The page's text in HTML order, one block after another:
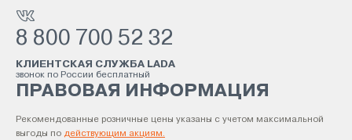
8 800 700 52 32
КЛИЕНТСКАЯ СЛУЖБА LADA
звонок по России бесплатный
ПРАВОВАЯ ИНФОРМАЦИЯ
Рекомендованные розничные цены указаны с учетом максимальной
выгоды по действующим акциям.